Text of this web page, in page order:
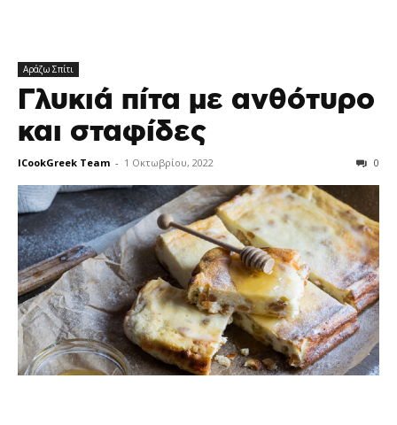
Αράζω Σπίτι
Γλυκιά πίτα με ανθότυρο
και σταφίδες
ICookGreek Team - 1 Οκτωβρίου, 2022 0